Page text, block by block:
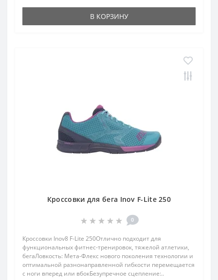
В КОРЗИНУ
Кроссовки для бега Inov F-Lite 250
0
Кроссовки Inov8 F-Lite 250Отлично подходит для
функциональных фитнес-тренировок, тяжелой атлетики,
бегаЛовкость: Мета-Флекс нового поколения технологии и
оптимальной разнонаправленной гибкости перемещается
с ноги вперед или вбокБезупречное сцепление:..